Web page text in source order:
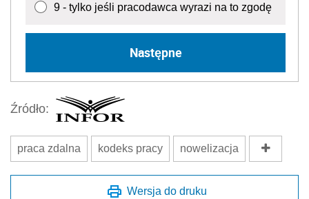
9 - tylko jeśli pracodawca wyrazi na to zgodę
Następne
Źródło:
praca zdalna kodeks pracy nowelizacja
Wersja do druku